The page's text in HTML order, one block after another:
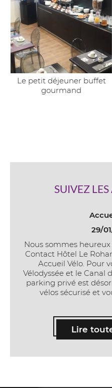
Le petit déjeuner buffet
gourmand
SUIVEZ
29/
Nous sommes
Contact Hôtel Le
Accueil Vélo. Pour
Vélodyssée et le Canal
parking privé est
vélos sécurisé et
Lire